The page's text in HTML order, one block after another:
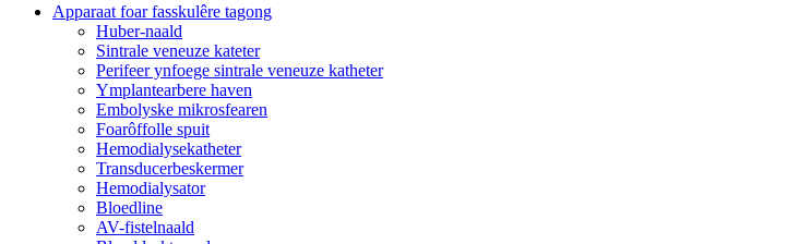
Apparaat foar fasskulêre tagong
Huber-naald
Sintrale veneuze kateter
Perifeer ynfoege sintrale veneuze katheter
Ymplantearbere haven
Embolyske mikrosfearen
Foarôffolle spuit
Hemodialysekatheter
Transducerbeskermer
Hemodialysator
Bloedline
AV-fistelnaald